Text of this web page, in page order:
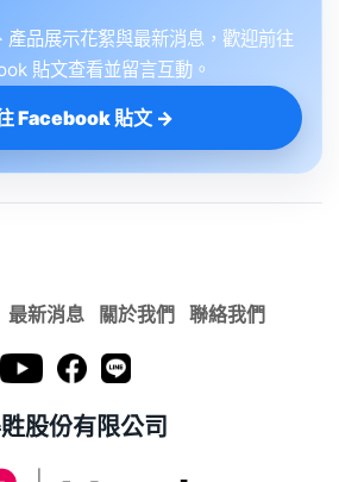
產品展示花絮與最新消息，歡迎前往
貼文查看並留言互動。
Facebook 貼文 →
最新消息 關於我們 聯絡我們
股份有限公司